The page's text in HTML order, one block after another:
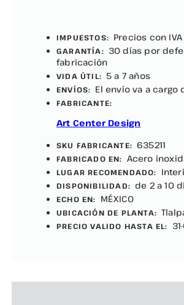
IMPUESTOS: Precios con IVA
GARANTÍA: 30 días por
fabricación
VIDA ÚTIL: 5 a 7 años
ENVÍOS: El envío va a cargo
FABRICANTE:
Art Center Design
SKU FABRICANTE: 635211
FABRICADO EN: Acero
LUGAR RECOMENDADO:
DISPONIBILIDAD: de 2 a 10
ECHO EN: MÉXICO
UBICACIÓN DE PLANTA:
PRECIO VALIDO HASTA EL: